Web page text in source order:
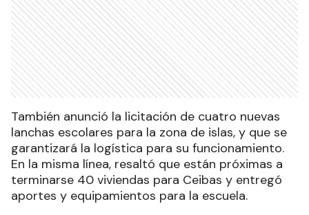
También anunció la licitación de cuatro nuevas
lanchas escolares para la zona de islas, y que se
garantizará la logística para su funcionamiento.
En la misma línea, resaltó que están próximas a
terminarse 40 viviendas para Ceibas y entregó
aportes y equipamientos para la escuela.